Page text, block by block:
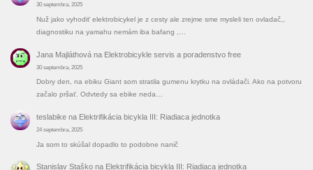
30 septembra, 2025
Nuž jako vyhodiť elektrobicykel je z cesty ale zrejme sme mysleli ten ovladač,,
diagnostiku na yamahu nemám iba bafang ,…
Jana Majláthována Elektrobicykle servis a poradenstvo free
30 septembra, 2025
Dobry den, na ebiku Giant som stratila gumenu krytku na ovládači. Ako na potvoru
začalo pršať. Odvtedy sa ebike neda…
teslabikena Elektrifikácia bicykla III: Riadiaca jednotka
24 septembra, 2025
Ja som to skúšal dopadlo to podobne nanič
Stanislav Staškona Elektrifikácia bicykla III: Riadiaca jednotka